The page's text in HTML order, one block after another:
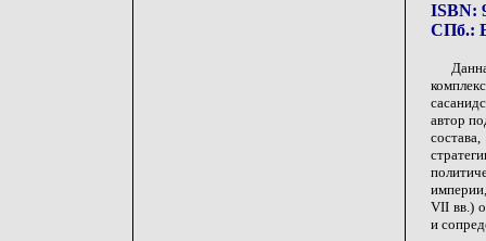
ISBN:
СПб.:
автор
VII вв.)
и